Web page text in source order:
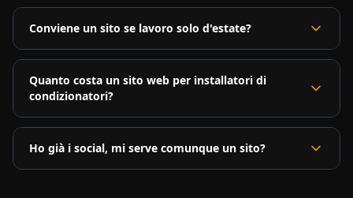
Conviene un sito se lavoro solo d'estate?
Quanto costa un sito web per installatori di
condizionatori?
Ho già i social, mi serve comunque un sito?